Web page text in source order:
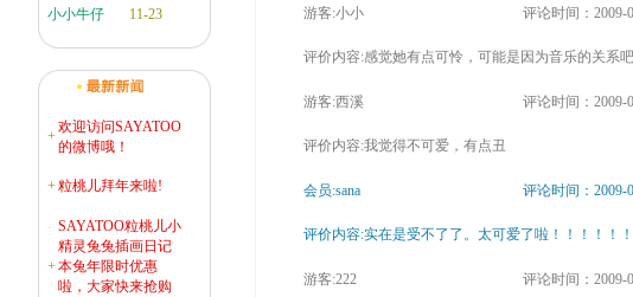
小小牛仔
11-23
+
欢迎访问SAYATOO
的微博哦！
+粒桃儿拜年来啦!
+
SAYATOO粒桃儿小
精灵兔兔插画日记
本兔年限时优惠
啦，大家快来抢购
游客:小小 评论时间：2009-
评价内容:感觉她有点可怜，可能是因为音乐的关系吧
游客:西溪 评论时间：2009-
评价内容:我觉得不可爱，有点丑
会员:sana 评论时间：2009-
评价内容:实在是受不了了。太可爱了啦！！！！！！
游客:222 评论时间：2009-